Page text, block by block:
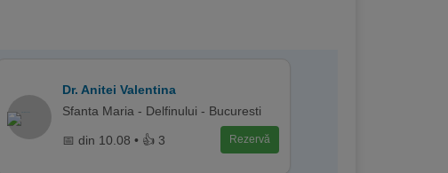
Dr. Anitei Valentina
Sfanta Maria - Delfinului - Bucuresti
📅 din 10.08 • 👍 3 Rezervă